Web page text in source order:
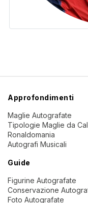
Approfondimenti
Maglie Autografate
Tipologie Maglie da
Ronaldomania
Autografi Musicali
Guide
Figurine Autografate
Conservazione
Foto Autografate